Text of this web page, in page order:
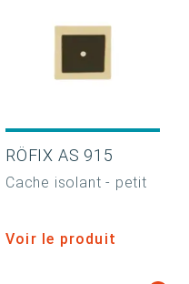
RÖFIX AS 915
Cache isolant - petit
Voir le produit